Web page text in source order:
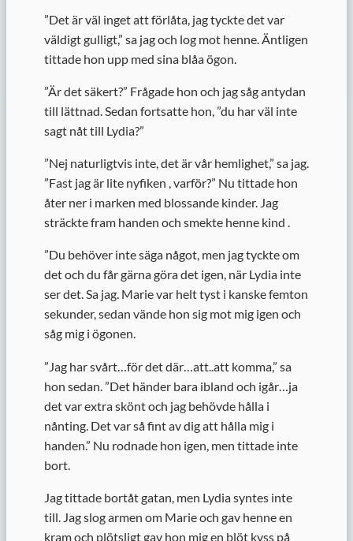
”Det är väl inget att förlåta, jag tyckte det var
väldigt gulligt,” sa jag och log mot henne. Äntligen
tittade hon upp med sina blåa ögon.
”Är det säkert?” Frågade hon och jag såg antydan
till lättnad. Sedan fortsatte hon, ”du har väl inte
sagt nåt till Lydia?”
”Nej naturligtvis inte, det är vår hemlighet,” sa jag.
”Fast jag är lite nyfiken , varför?” Nu tittade hon
åter ner i marken med blossande kinder. Jag
sträckte fram handen och smekte henne kind .
”Du behöver inte säga något, men jag tyckte om
det och du får gärna göra det igen, när Lydia inte
ser det. Sa jag. Marie var helt tyst i kanske femton
sekunder, sedan vände hon sig mot mig igen och
såg mig i ögonen.
” Jag har svårt…för det där…att..att komma,” sa
hon sedan. ”Det händer bara ibland och igår…ja
det var extra skönt och jag behövde hålla i
nånting. Det var så fint av dig att hålla mig i
handen.” Nu rodnade hon igen, men tittade inte
bort.
Jag tittade bortåt gatan, men Lydia syntes inte
till. Jag slog armen om Marie och gav henne en
kram och plötsligt gav hon mig en blöt kyss på